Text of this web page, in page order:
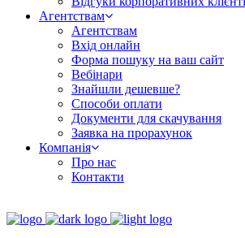
Агентствам
Агентствам
Вхід онлайн
Форма пошуку на ваш сайт
Вебінари
Знайшли дешевше?
Способи оплати
Документи для скачування
Заявка на прорахунок
Компанія
Про нас
Контакти